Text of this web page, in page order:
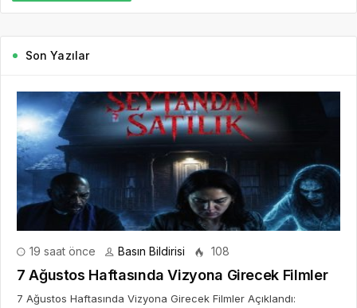
Son Yazılar
19 saat önce Basın Bildirisi 108
7 Ağustos Haftasında Vizyona Girecek Filmler
7 Ağustos Haftasında Vizyona Girecek Filmler Açıklandı: